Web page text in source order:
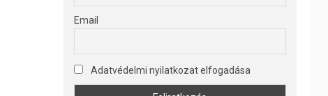
Email
Adatvédelmi nyilatkozat elfogadása